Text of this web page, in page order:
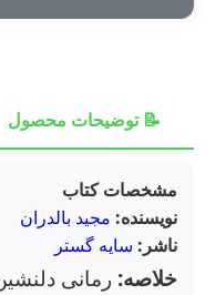
📝 توضیحات محصول
مشخصات کتاب
نویسنده: مجید بالدران
ناشر: سایه گستر
خلاصه: رمانی